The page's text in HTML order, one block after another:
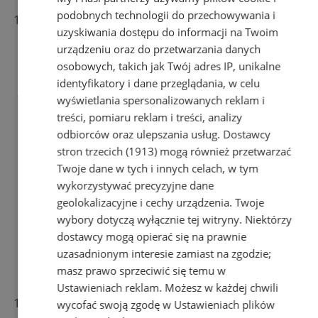
samodzielnie usunięte
Użytkownik w ramach korzystania z usługi
Zamieszczenie Ogłoszenia w wariancie
Rozszerzone może skorzystać także z
następujących funkcji dodatkowych:
możliwość opatrzenia Ogłoszenia miniaturą
pliku graficznego oraz dodanie ośmiu zdjęć,
przesłanych przez Użytkownika za pomocą
Formularza;
opis bez ograniczeń;
edytor wizualny – możliwość formatowania
opisu Ogłoszenia (HTML);
możliwość zamieszczenia odnośnika do
strony internetowej, której adres
elektroniczny wskaże Użytkownik w
Formularzu;
możliwość zamieszczenia odnośnika do filmu
zamieszczonego w serwisie YouTube.com,
którego adres elektroniczny Użytkownik
wskaże w Formularzu;
Użytkownik w ramach korzystania z usługi
podobnych technologii do przechowywania i
uzyskiwania dostępu do informacji na Twoim
urządzeniu oraz do przetwarzania danych
osobowych, takich jak Twój adres IP, unikalne
identyfikatory i dane przeglądania, w celu
wyświetlania spersonalizowanych reklam i
treści, pomiaru reklam i treści, analizy
odbiorców oraz ulepszania usług. Dostawcy
stron trzecich (1913)mogą również przetwarzać
Twoje dane w tych i innych celach, w tym
wykorzystywać precyzyjne dane
geolokalizacyjne i cechy urządzenia. Twoje
wybory dotyczą wyłącznie tej witryny. Niektórzy
dostawcy mogą opierać się na prawnie
uzasadnionym interesie zamiast na zgodzie;
masz prawo sprzeciwić się temu w
Ustawieniach reklam. Możesz w każdej chwili
wycofać swoją zgodę w Ustawieniach plików